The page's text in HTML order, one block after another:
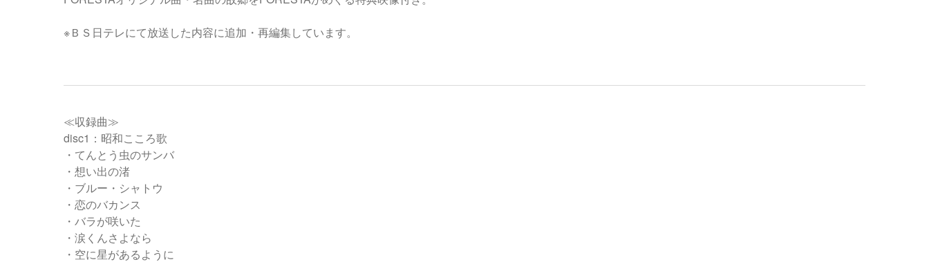
※ＢＳ日テレにて放送した内容に追加・再編集しています。
≪収録曲≫
disc1：昭和こころ歌
・てんとう虫のサンバ
・想い出の渚
・ブルー・シャトウ
・恋のバカンス
・バラが咲いた
・涙くんさよなら
・空に星があるように